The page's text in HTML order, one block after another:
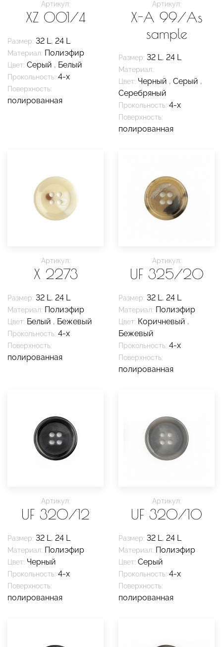
Артикул:
XZ 001/4
Размер: 32 L, 24 L
Материал: Полиэфир
Цвет: Серый , Белый
Прокольность: 4-х
Поверхность:
полированная
Артикул:
X-A 99/As
sample
Размер: 32 L, 24 L
Материал:
Цвет: Черный , Серый ,
Серебряный
Прокольность: 4-х
Поверхность:
полированная
Артикул:
X 2273
Размер: 32 L, 24 L
Материал: Полиэфир
Цвет: Белый , Бежевый
Прокольность: 4-х
Поверхность:
полированная
Артикул:
UF 325/20
Размер: 32 L, 24 L
Материал: Полиэфир
Цвет: Коричневый ,
Бежевый
Прокольность: 4-х
Поверхность:
полированная
Артикул:
UF 320/12
Размер: 32 L, 24 L
Материал: Полиэфир
Цвет: Черный
Прокольность: 4-х
Поверхность:
полированная
Артикул:
UF 320/10
Размер: 32 L, 24 L
Материал: Полиэфир
Цвет: Серый
Прокольность: 4-х
Поверхность:
полированная